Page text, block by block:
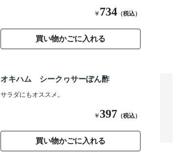
￥ 734 （税込）
買い物かごに入れる
オキハム シークヮサーぽん酢
サラダにもオススメ。
￥ 397 （税込）
買い物かごに入れる